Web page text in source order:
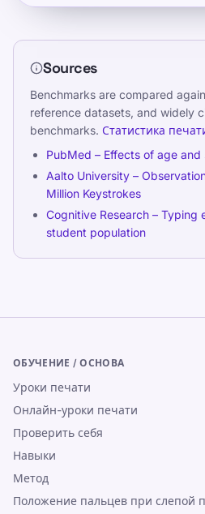
Sources
Benchmarks are compared
reference datasets, and widely
benchmarks. Статистика
PubMed – Effects of age and
Aalto University –
Million Keystrokes
Cognitive Research – Typing
student population
ОБУЧЕНИЕ / ОСНОВА
Уроки печати
Онлайн-уроки печати
Проверить себя
Навыки
Метод
Положение пальцев при слепой